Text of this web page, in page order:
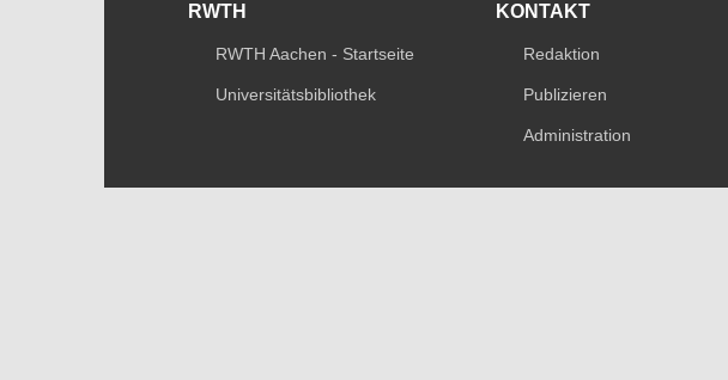
RWTH
RWTH Aachen - Startseite
Universitätsbibliothek
KONTAKT
Redaktion
Publizieren
Administration